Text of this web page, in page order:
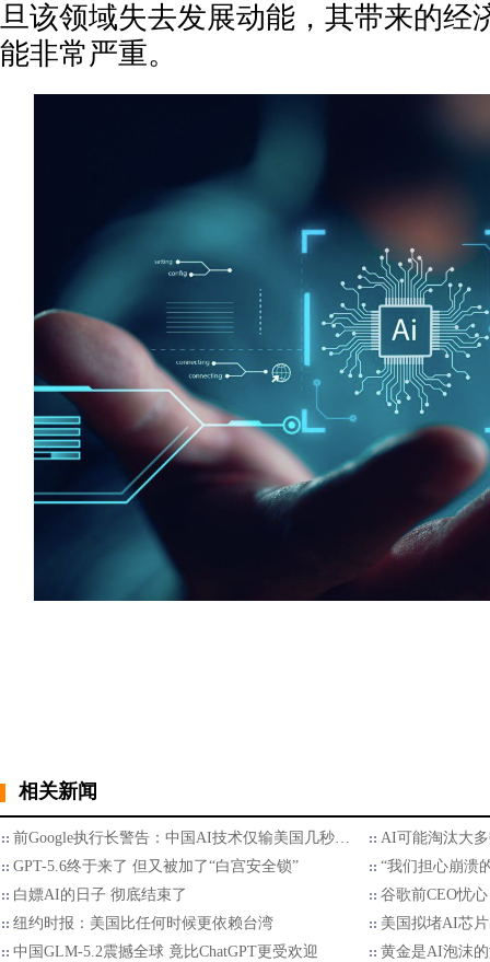
旦该领域失去发展动能，其带来的经
能非常严重。
相关新闻
前Google执行长警告：中国AI技术仅输美国几秒…
AI可能淘汰大
GPT-5.6终于来了 但又被加了“白宫安全锁”
“我们担心崩溃
白嫖AI的日子 彻底结束了
谷歌前CEO忧
纽约时报：美国比任何时候更依赖台湾
美国拟堵AI芯
中国GLM-5.2震撼全球 竟比ChatGPT更受欢迎
黄金是AI泡沫